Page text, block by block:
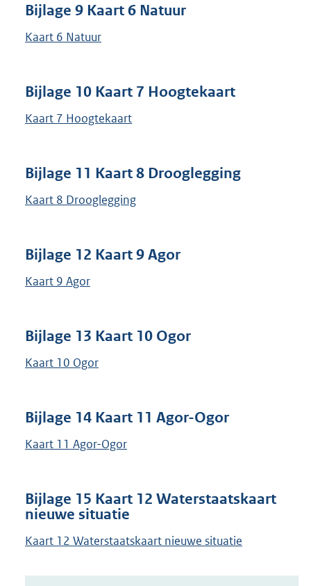
Bijlage 9 Kaart 6 Natuur
Kaart 6 Natuur
Bijlage 10 Kaart 7 Hoogtekaart
Kaart 7 Hoogtekaart
Bijlage 11 Kaart 8 Drooglegging
Kaart 8 Drooglegging
Bijlage 12 Kaart 9 Agor
Kaart 9 Agor
Bijlage 13 Kaart 10 Ogor
Kaart 10 Ogor
Bijlage 14 Kaart 11 Agor-Ogor
Kaart 11 Agor-Ogor
Bijlage 15 Kaart 12 Waterstaatskaart
nieuwe situatie
Kaart 12 Waterstaatskaart nieuwe situatie